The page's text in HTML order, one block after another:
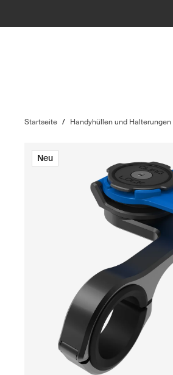
Startseite / Handyhüllen und Halterungen
Neu